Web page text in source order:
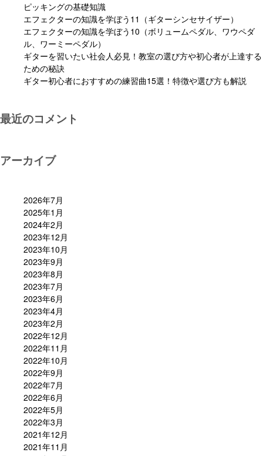
ピッキングの基礎知識
エフェクターの知識を学ぼう11（ギターシンセサイザー）
エフェクターの知識を学ぼう10（ボリュームペダル、ワウペダ
ル、ワーミーペダル）
ギターを習いたい社会人必見！教室の選び方や初心者が上達する
ための秘訣
ギター初心者におすすめの練習曲15選！特徴や選び方も解説
最近のコメント
アーカイブ
2026年7月
2025年1月
2024年2月
2023年12月
2023年10月
2023年9月
2023年8月
2023年7月
2023年6月
2023年4月
2023年2月
2022年12月
2022年11月
2022年10月
2022年9月
2022年7月
2022年6月
2022年5月
2022年3月
2021年12月
2021年11月